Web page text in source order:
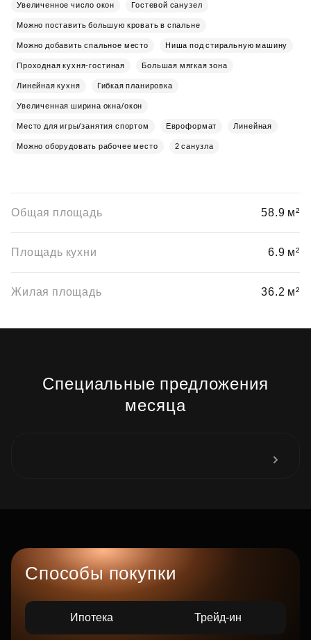
Увеличенное число окон Гостевой санузел
Можно поставить большую кровать в спальне
Можно добавить спальное место Ниша под стиральную машину
Проходная кухня-гостиная Большая мягкая зона
Линейная кухня Гибкая планировка
Увеличенная ширина окна/окон
Место для игры/занятия спортом Евроформат Линейная
Можно оборудовать рабочее место 2 санузла
Общая площадь 58.9 м²
Площадь кухни 6.9 м²
Жилая площадь 36.2 м²
Специальные предложения
месяца
Способы покупки
Ипотека Трейд-ин